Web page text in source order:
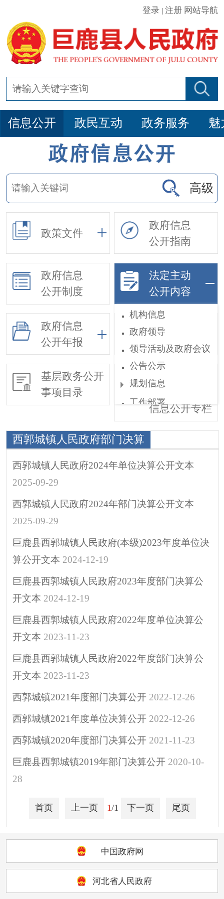
登录 |注册 网站导航
信息公开 政民互动 政务服务 魅
高级
政策文件
政府信息
公开指南
政府信息
公开制度
法定主动
公开内容
机构信息
政府领导
领导活动及政府会议
公告公示
规划信息
工作部署
权责和公共服务清单
行政执法公示
栏
预算/决算
政府采购
决策预公开
招考招录
助企纾困
其他
政府信息
公开年报
依申请公开
基层政务公开
事项目录
惠民惠农财政
信息公开专栏
西郭城镇人民政府部门决算
西郭城镇人民政府2024年单位决算公开文本
2025-09-29
西郭城镇人民政府2024年部门决算公开文本
2025-09-29
巨鹿县西郭城镇人民政府(本级)2023年度单位决
算公开文本 2024-12-19
巨鹿县西郭城镇人民政府2023年度部门决算公
开文本 2024-12-19
巨鹿县西郭城镇人民政府2022年度单位决算公
开文本 2023-11-23
巨鹿县西郭城镇人民政府2022年度部门决算公
开文本 2023-11-23
西郭城镇2021年度部门决算公开 2022-12-26
西郭城镇2021年度单位决算公开 2022-12-26
西郭城镇2020年度部门决算公开 2021-11-23
巨鹿县西郭城镇2019年部门决算公开 2020-10-
28
首页 上一页 1/1 下一页 尾页
中国政府网
河北省人民政府